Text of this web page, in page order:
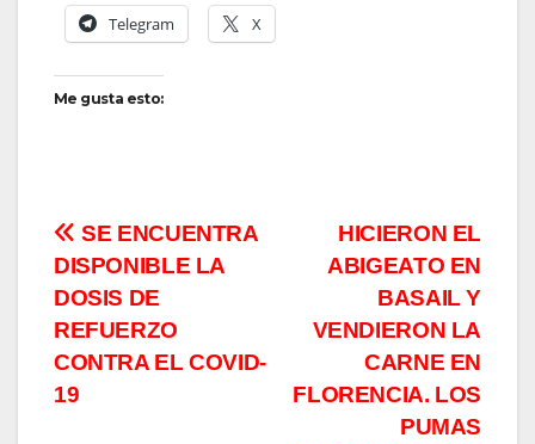
Telegram X
Me gusta esto:
Navegación
de
entradas
HICIERON EL
ABIGEATO EN
BASAIL Y
VENDIERON LA
CARNE EN
FLORENCIA. LOS
PUMAS
SE ENCUENTRA
DISPONIBLE LA
DOSIS DE
REFUERZO
CONTRA EL COVID-
19